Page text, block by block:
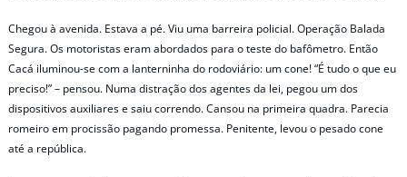
Chegou à avenida. Estava a pé. Viu uma barreira policial. Operação Balada
Segura. Os motoristas eram abordados para o teste do bafômetro. Então
Cacá iluminou-se com a lanterninha do rodoviário: um cone! “É tudo o que eu
preciso!” – pensou. Numa distração dos agentes da lei, pegou um dos
dispositivos auxiliares e saiu correndo. Cansou na primeira quadra. Parecia
romeiro em procissão pagando promessa. Penitente, levou o pesado cone
até a república.